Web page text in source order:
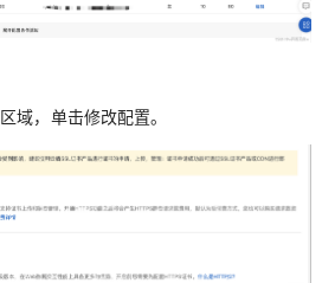
区域，单击修改配置。